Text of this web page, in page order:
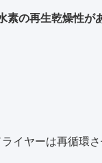
素の再生乾燥性が
イヤーは再循環